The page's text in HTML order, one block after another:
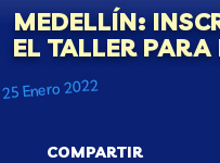
MEDELLÍN:
EL TALLER PARA
COMPARTIR
25 Enero 2022